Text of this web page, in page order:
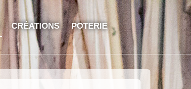
CRÉATIONS POTERIE